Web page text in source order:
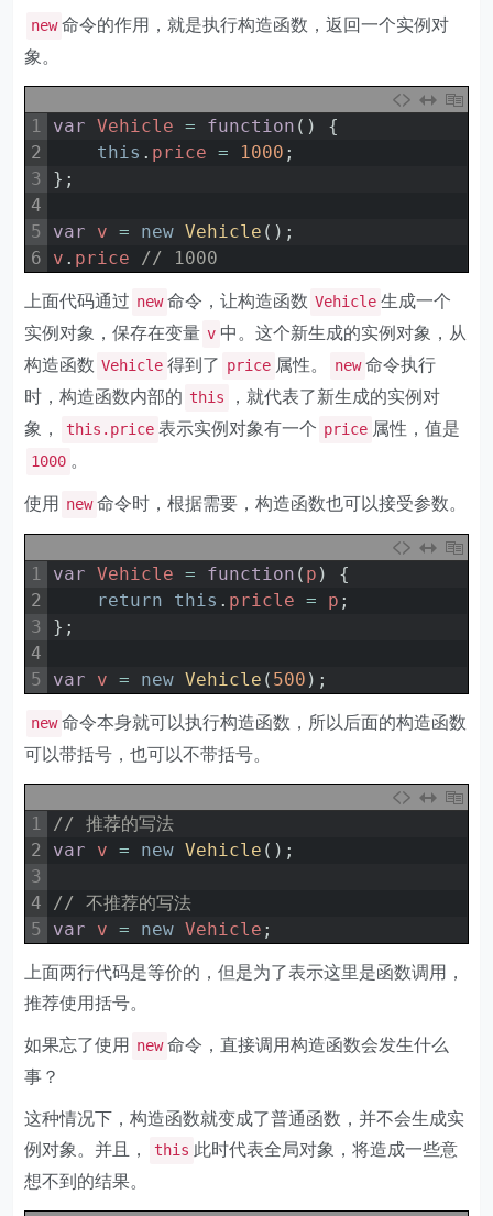
new 命令的作用，就是执行构造函数，返回一个实例对
象。
1
2
3
4
5
6
var Vehicle = function ( )
{
this . price = 1000 ;
} ;
var v = new Vehicle ( ) ;
v . price // 1000
上面代码通过 new 命令，让构造函数 Vehicle 生成一个
实例对象，保存在变量 v 中。这个新生成的实例对象，从
构造函数 Vehicle 得到了 price 属性。 new 命令执行
时，构造函数内部的 this
，就代表了新生成的实例对
象，
this.price 表示实例对象有一个 price 属性，值是
1000 。
使用 new 命令时，根据需要，构造函数也可以接受参数。
1
2
3
4
5
var Vehicle = function ( p )
{
return
this . pricle = p ;
} ;
var v = new Vehicle ( 500 ) ;
new 命令本身就可以执行构造函数，所以后面的构造函数
可以带括号，也可以不带括号。
1
2
3
4
5
// 推荐的写法
var
v = new Vehicle ( ) ;
// 不推荐的写法
var
v = new Vehicle ;
上面两行代码是等价的，但是为了表示这里是函数调用，
推荐使用括号。
如果忘了使用 new 命令，直接调用构造函数会发生什么
事？
这种情况下，构造函数就变成了普通函数，并不会生成实
例对象。并且，
this 此时代表全局对象，将造成一些意
想不到的结果。